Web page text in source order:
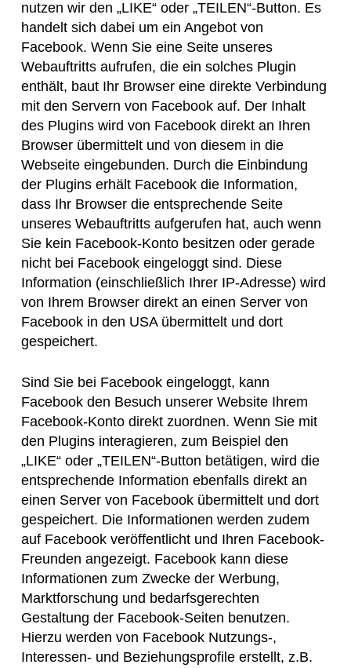
nutzen wir den „LIKE“ oder „TEILEN“-Button. Es
handelt sich dabei um ein Angebot von
Facebook. Wenn Sie eine Seite unseres
Webauftritts aufrufen, die ein solches Plugin
enthält, baut Ihr Browser eine direkte Verbindung
mit den Servern von Facebook auf. Der Inhalt
des Plugins wird von Facebook direkt an Ihren
Browser übermittelt und von diesem in die
Webseite eingebunden. Durch die Einbindung
der Plugins erhält Facebook die Information,
dass Ihr Browser die entsprechende Seite
unseres Webauftritts aufgerufen hat, auch wenn
Sie kein Facebook-Konto besitzen oder gerade
nicht bei Facebook eingeloggt sind. Diese
Information (einschließlich Ihrer IP-Adresse) wird
von Ihrem Browser direkt an einen Server von
Facebook in den USA übermittelt und dort
gespeichert.
Sind Sie bei Facebook eingeloggt, kann
Facebook den Besuch unserer Website Ihrem
Facebook-Konto direkt zuordnen. Wenn Sie mit
den Plugins interagieren, zum Beispiel den
„LIKE“ oder „TEILEN“-Button betätigen, wird die
entsprechende Information ebenfalls direkt an
einen Server von Facebook übermittelt und dort
gespeichert. Die Informationen werden zudem
auf Facebook veröffentlicht und Ihren Facebook-
Freunden angezeigt. Facebook kann diese
Informationen zum Zwecke der Werbung,
Marktforschung und bedarfsgerechten
Gestaltung der Facebook-Seiten benutzen.
Hierzu werden von Facebook Nutzungs-,
Interessen- und Beziehungsprofile erstellt, z.B.